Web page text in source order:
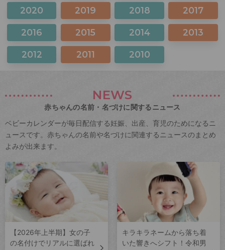
2020 2019 2018 2017
2016 2015 2014 2013
2012 2011 2010
NEWS
赤ちゃんの名前・名づけに関するニュース
ベビーカレンダーが毎日配信する妊娠、出産、育児のためになるニ
ュースです。赤ちゃんの名前や名づけに関連するニュースのまとめ
よみが出来ます。
【2026年上半期】女の子
の名付けでリアルに選ばれ
キラキラネームから落ち着
いた響きへシフト！令和男